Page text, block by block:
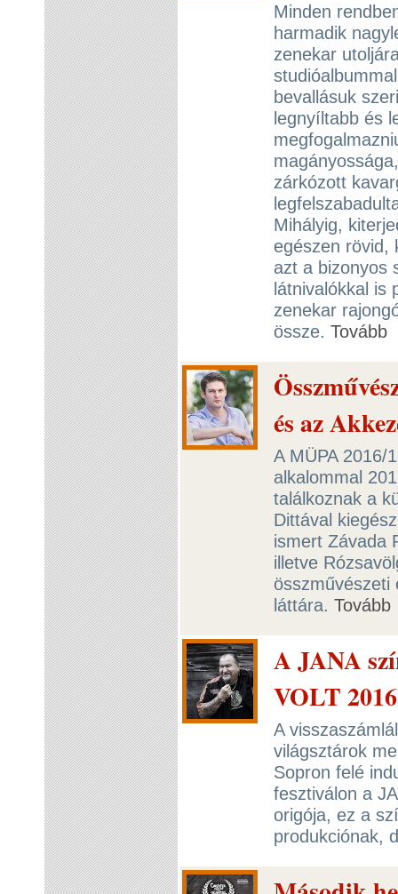
Minden
harmadik
zenekar
bevallásuk
legnyíltabb és
zárkózott
Mihályig,
egészen rövid,
azt a bizonyos
látnivalókkal is
zenekar
össze. Tovább
és az
A MÜPA 2016/
alkalommal
találkoznak a
Dittával
ismert Závada
illetve
összművészeti
láttára. Tovább
A JANA
VOLT 2016
A
világsztárok
Sopron felé
fesztiválon a
origója, ez a
produkciónak,